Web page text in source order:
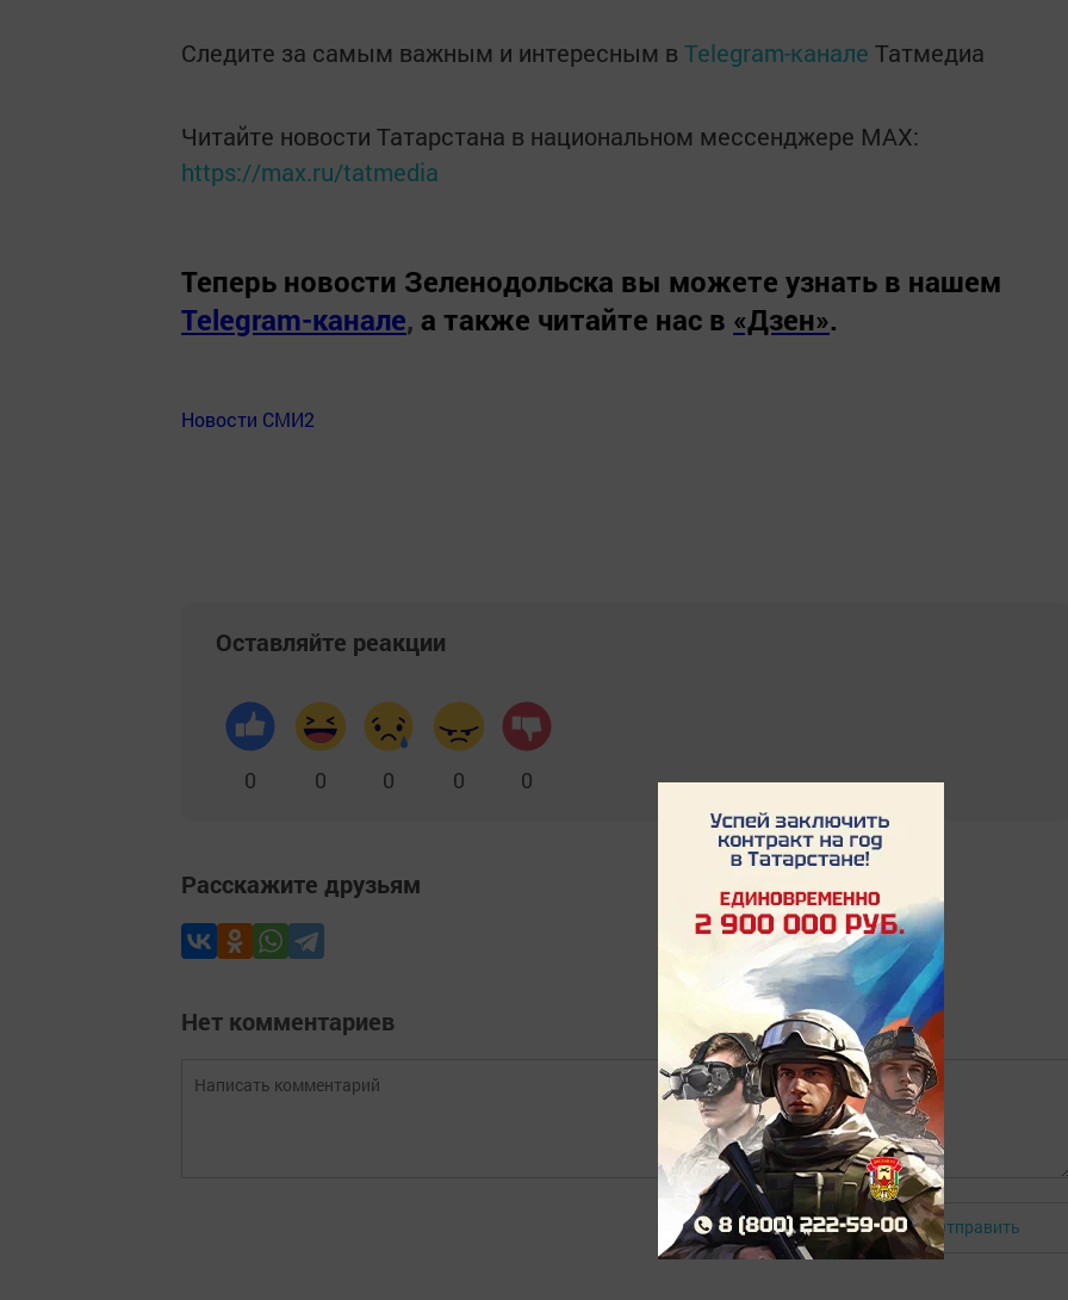
Следите за самым важным и интересным в Telegram-канале Татмедиа
Читайте новости Татарстана в национальном мессенджере MАХ:
https://max.ru/tatmedia
Теперь новости Зеленодольска вы можете узнать в нашем
Telegram-канале, а также читайте нас в «Дзен».
Новости СМИ2
Оставляйте реакции
0 0 0 0 0
Расскажите друзьям
Нет комментариев
Авторизоваться Отправить